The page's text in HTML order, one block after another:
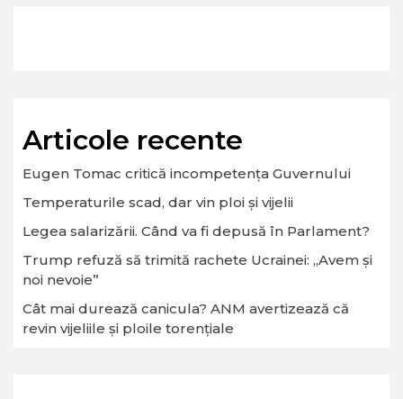
Articole recente
Eugen Tomac critică incompetența Guvernului
Temperaturile scad, dar vin ploi și vijelii
Legea salarizării. Când va fi depusă în Parlament?
Trump refuză să trimită rachete Ucrainei: „Avem și
noi nevoie”
Cât mai durează canicula? ANM avertizează că
revin vijeliile și ploile torențiale